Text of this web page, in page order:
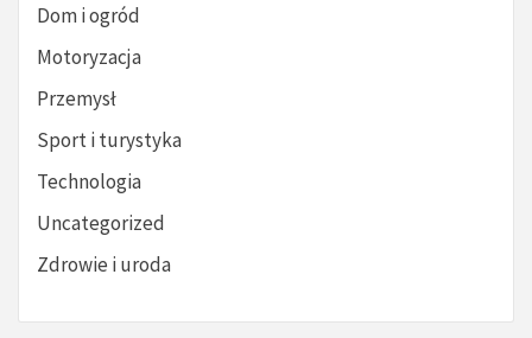
Dom i ogród
Motoryzacja
Przemysł
Sport i turystyka
Technologia
Uncategorized
Zdrowie i uroda